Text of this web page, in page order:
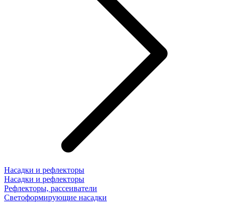
Насадки и рефлекторы
Насадки и рефлекторы
Рефлекторы, рассеиватели
Светоформирующие насадки